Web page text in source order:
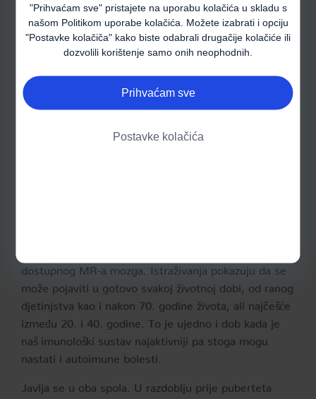
"Prihvaćam sve" pristajete na uporabu kolačića u skladu s
našom Politikom uporabe kolačića . Možete izabrati i opciju
"Postavke kolačiča" kako biste odabrali drugačije kolačiće ili
dozvolili korištenje samo onih neophodnih.
Prihvaćam sve
Postavke kolačića
MIT 6: MS je bolest isključivo mladih
žena 11,12,13
dostupnog MR-a mozga. Istraživanja pokazuju da se
može pojaviti u gotovo svakoj životnoj dobi, od ranog
djetinjstva kao i nakon 70. godine života, ali najčešće
između 20. i 40. godine. To je ujedno i dob kada je
naš imunološki sustav najaktivniji pa stoga mogu
nastati i autoimune bolesti.
Javlja se u oba spola. U razdoblju prije puberteta